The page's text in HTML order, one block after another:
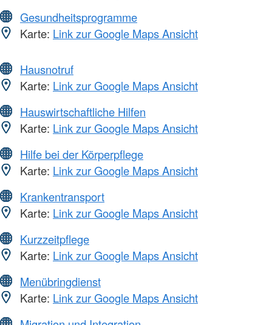
Gesundheitsprogramme
Karte: Link zur Google Maps Ansicht
Hausnotruf
Karte: Link zur Google Maps Ansicht
Hauswirtschaftliche Hilfen
Karte: Link zur Google Maps Ansicht
Hilfe bei der Körperpflege
Karte: Link zur Google Maps Ansicht
Krankentransport
Karte: Link zur Google Maps Ansicht
Kurzzeitpflege
Karte: Link zur Google Maps Ansicht
Menübringdienst
Karte: Link zur Google Maps Ansicht